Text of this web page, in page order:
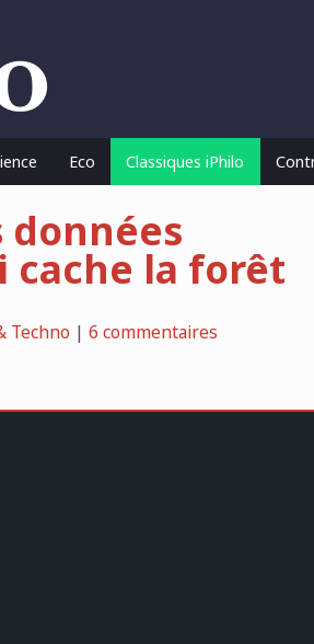
Eco Classiques iPhilo
cache la forêt
Techno | 6 commentaires